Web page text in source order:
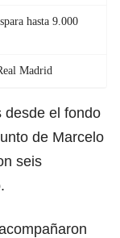
hasta 9.000
Madrid
desde el fondo
de Marcelo
seis